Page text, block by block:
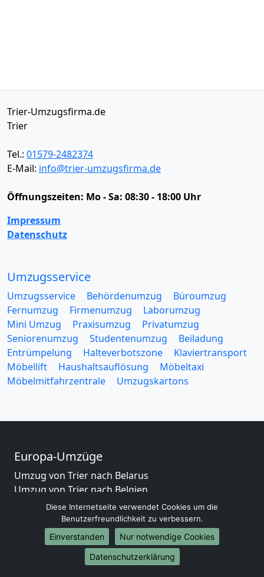
Trier-Umzugsfirma.de
Trier
Tel.: 01579-2482374
E-Mail: info@trier-umzugsfirma.de
Öffnungszeiten: Mo - Sa: 08:30 - 18:00 Uhr
Impressum
Datenschutz
Umzugsservice
Umzugsservice Behördenumzug
Büroumzug
Fernumzug
Firmenumzug
Laborumzug
Mini Umzug
Praxisumzug
Privatumzug
Seniorenumzug
Studentenumzug
Beiladung
Entrümpelung
Halteverbotszone
Klaviertransport
Möbellift
Haushaltsauflösung
Möbeltaxi
Möbelmitfahrzentrale
Umzugskartons
Europa-Umzüge
Umzug von Trier nach Belarus
Umzug von Trier nach Belgien
Umzug von Trier nach Bulgarien
Umzug von Trier nach Dänemark
Umzug von Trier nach England
Umzug von Trier nach Portugal
Umzug von Trier nach Bosnien und Herzegowina
Diese Internetseite verwendet Cookies um die
Benutzerfreundlichkeit zu verbessern.
Einverstanden
Nur notwendige Cookies
Datenschutzerklärung